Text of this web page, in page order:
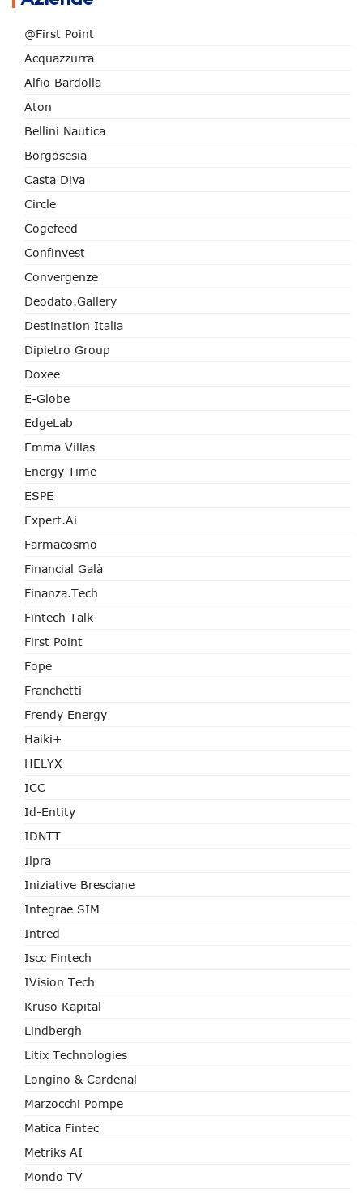
@First Point
Acquazzurra
Alfio Bardolla
Aton
Bellini Nautica
Borgosesia
Casta Diva
Circle
Cogefeed
Confinvest
Convergenze
Deodato.Gallery
Destination Italia
Dipietro Group
Doxee
E-Globe
EdgeLab
Emma Villas
Energy Time
ESPE
Expert.ai
Farmacosmo
Financial Galà
Finanza.tech
Fintech Talk
First Point
Fope
Franchetti
Frendy Energy
Haiki+
HELYX
ICC
Id-Entity
IDNTT
Ilpra
Iniziative Bresciane
Integrae SIM
Intred
Iscc Fintech
IVision Tech
Kruso Kapital
Lindbergh
Litix Technologies
Longino & Cardenal
Marzocchi Pompe
Matica Fintec
Metriks AI
Mondo TV